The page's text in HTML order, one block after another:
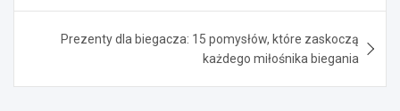
Prezenty dla biegacza: 15 pomysłów, które zaskoczą
każdego miłośnika biegania